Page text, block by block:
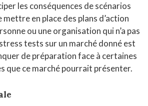
les conséquences de scénarios
en place des plans d’action
ou une organisation qui n’a pas
tests sur un marché donné est
de préparation face à certaines
que ce marché pourrait présenter.